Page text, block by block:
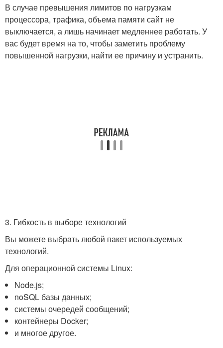
В случае превышения лимитов по нагрузкам
процессора, трафика, объема памяти сайт не
выключается, а лишь начинает медленнее работать. У
вас будет время на то, чтобы заметить проблему
повышенной нагрузки, найти ее причину и устранить.
3. Гибкость в выборе технологий
Вы можете выбрать любой пакет используемых
технологий.
Для операционной системы Linux:
Node.js;
noSQL базы данных;
системы очередей сообщений;
контейнеры Docker;
и многое другое.